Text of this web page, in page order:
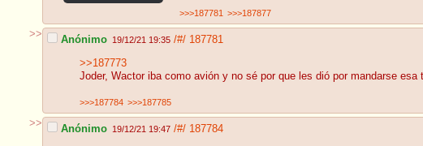
>>>187781 >>>187877
>> Anónimo 19/12/21 19:35 /#/ 187781
>>187773
Joder, Wactor iba como avión y no sé por que les dió por mandarse esa
>>>187784 >>>187785
>> Anónimo 19/12/21 19:47 /#/ 187784